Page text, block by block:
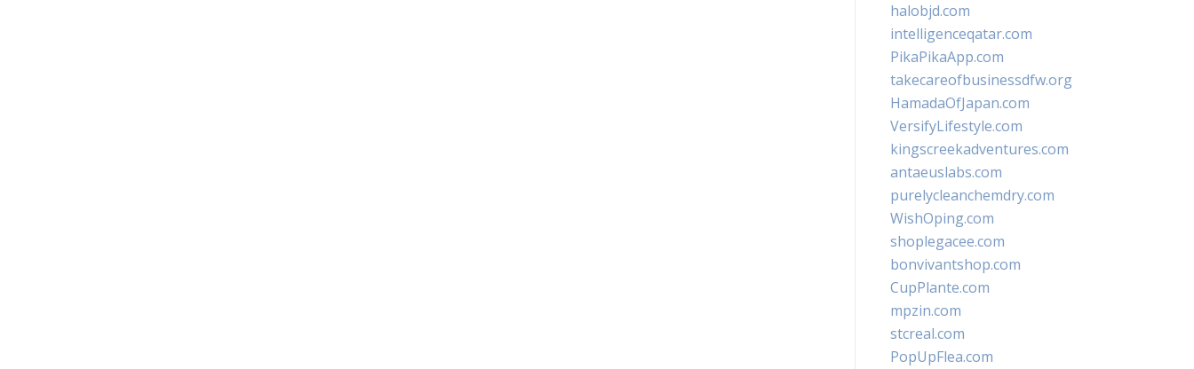
halobjd.com
intelligenceqatar.com
PikaPikaApp.com
takecareofbusinessdfw.org
HamadaOfJapan.com
VersifyLifestyle.com
kingscreekadventures.com
antaeuslabs.com
purelycleanchemdry.com
WishOping.com
shoplegacee.com
bonvivantshop.com
CupPlante.com
mpzin.com
stcreal.com
PopUpFlea.com